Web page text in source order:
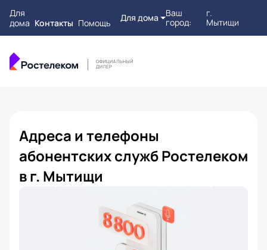
Для
дома Контакты Помощь Для дома
Ваш
город:
г.
Мытищи
Адреса и телефоны
абонентских служб Ростелеком
в г. Мытищи